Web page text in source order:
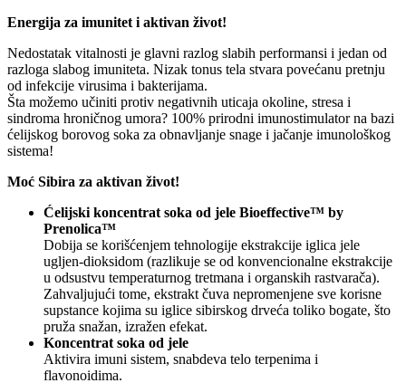
Energija za imunitet i aktivan život!
Nedostatak vitalnosti je glavni razlog slabih performansi i jedan od
razloga slabog imuniteta. Nizak tonus tela stvara povećanu pretnju
od infekcije virusima i bakterijama.
Šta možemo učiniti protiv negativnih uticaja okoline, stresa i
sindroma hroničnog umora? 100% prirodni imunostimulator na bazi
ćelijskog borovog soka za obnavljanje snage i jačanje imunološkog
sistema!
Moć Sibira za aktivan život!
Ćelijski koncentrat soka od jele Bioeffective™ by
Prenolica™
Dobija se korišćenjem tehnologije ekstrakcije iglica jele
ugljen-dioksidom (razlikuje se od konvencionalne ekstrakcije
u odsustvu temperaturnog tretmana i organskih rastvarača).
Zahvaljujući tome, ekstrakt čuva nepromenjene sve korisne
supstance kojima su iglice sibirskog drveća toliko bogate, što
pruža snažan, izražen efekat.
Koncentrat soka od jele
Aktivira imuni sistem, snabdeva telo terpenima i
flavonoidima.